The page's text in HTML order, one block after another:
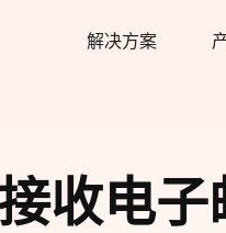
解决方案
收电子